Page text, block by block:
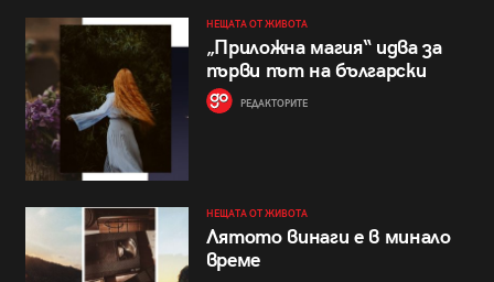
НЕЩАТА ОТ ЖИВОТА
„Приложна магия“ идва за
първи път на български
РЕДАКТОРИТЕ
НЕЩАТА ОТ ЖИВОТА
Лятото винаги е в минало
време